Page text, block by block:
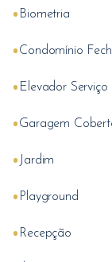
• Biometria
•Condomínio
• Elevador Serviço
•Garagem
• Jardim
• Playground
• Recepção